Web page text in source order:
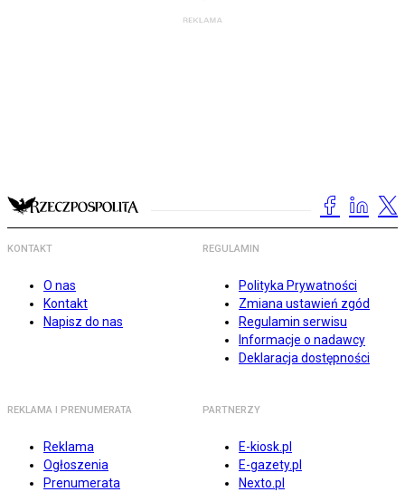
KONTAKT
O nas
Kontakt
Napisz do nas
REGULAMIN
Polityka Prywatności
Zmiana ustawień zgód
Regulamin serwisu
Informacje o nadawcy
Deklaracja dostępności
REKLAMA I PRENUMERATA
Reklama
Ogłoszenia
Prenumerata
PARTNERZY
E-kiosk.pl
E-gazety.pl
Nexto.pl